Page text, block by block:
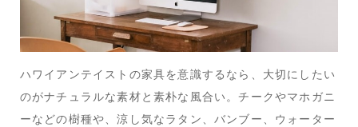
ハワイアンテイストの家具を意識するなら、大切にしたい
のがナチュラルな素材と素朴な風合い。チークやマホガニ
ーなどの樹種や、涼し気なラタン、バンブー、ウォーター